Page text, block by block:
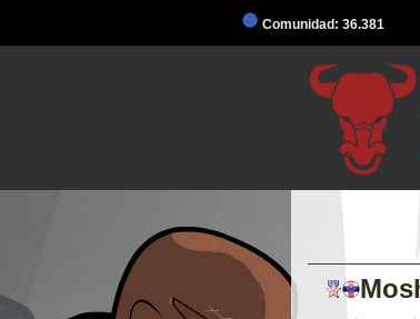
Comunidad: 36.381